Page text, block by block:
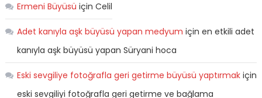
Ermeni Büyüsü için Celil
Adet kanıyla aşk büyüsü yapan medyum için en etkili adet
kanıyla aşk büyüsü yapan Süryani hoca
Eski sevgiliye fotoğrafla geri getirme büyüsü yaptırmakiçin
eski sevgiliyi fotoğrafla geri getirme ve bağlama